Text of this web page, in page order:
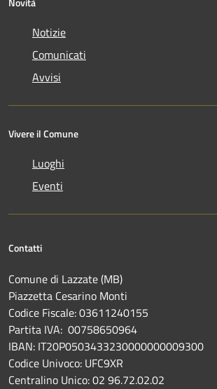
Notizie
Comunicati
Avvisi
Vivere il Comune
Luoghi
Eventi
Contatti
Comune di Lazzate (MB)
Piazzetta Cesarino Monti
Codice Fiscale: 03611240155
Partita IVA: 00758650964
IBAN: IT20P0503433230000000009300
Codice Univoco: UFC9XR
Centralino Unico: 02 96.72.02.02